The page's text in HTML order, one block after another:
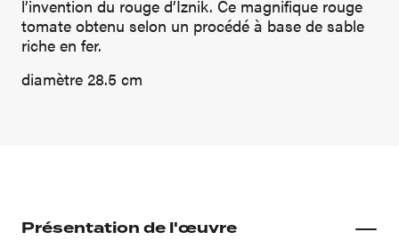
l’invention du rouge d’Iznik. Ce magnifique rouge
tomate obtenu selon un procédé à base de sable
riche en fer.
diamètre 28.5 cm
Présentation de l'œuvre